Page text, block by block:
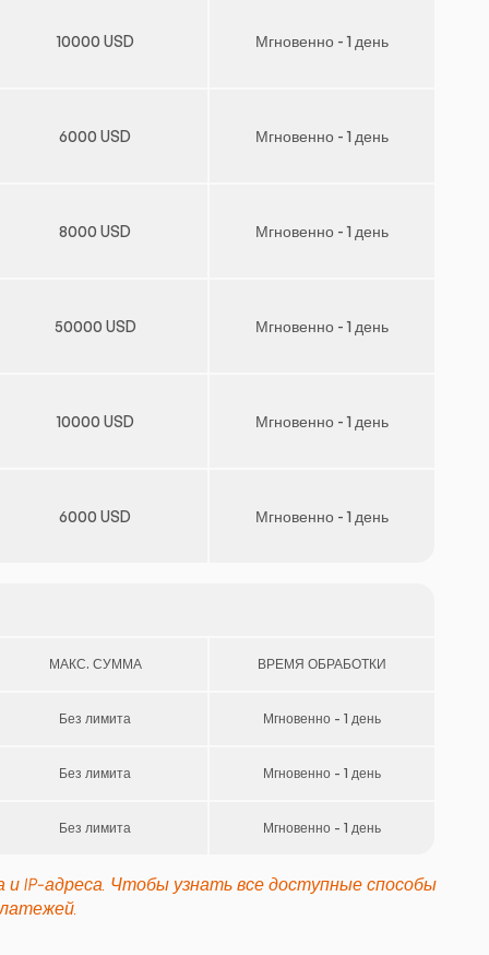
10000 USD Мгновенно - 1 день
6000 USD Мгновенно - 1 день
8000 USD Мгновенно - 1 день
50000 USD Мгновенно - 1 день
10000 USD Мгновенно - 1 день
6000 USD Мгновенно - 1 день
МАКС. СУММА ВРЕМЯ ОБРАБОТКИ
Без лимита Мгновенно - 1 день
Без лимита Мгновенно - 1 день
Без лимита Мгновенно - 1 день
IP-адреса. Чтобы узнать все доступные способы